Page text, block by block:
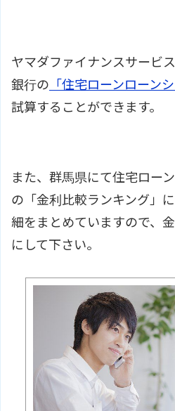
ヤマダファイナンスサービ
銀行の 「住宅ローンローン
試算することができます。
また、群馬県にて住宅ロー
の「金利比較ランキング」
細をまとめていますので、
にして下さい。